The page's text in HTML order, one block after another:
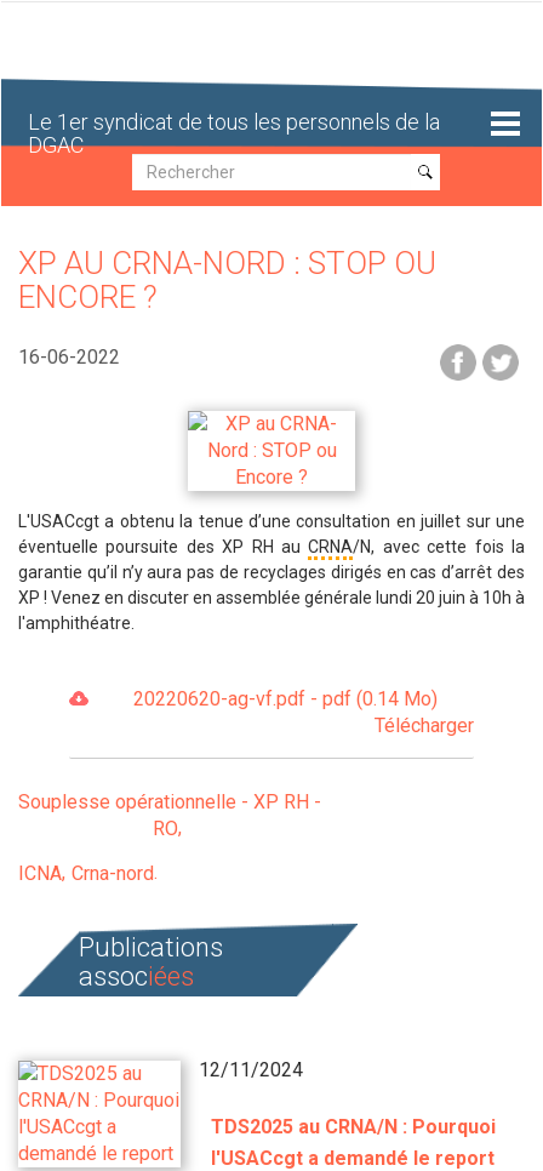
Le 1er syndicat de tous les personnels de la
DGAC
Recherche
Recherche
XP AU CRNA-NORD : STOP OU
ENCORE ?
16-06-2022
L'USACcgt a obtenu la tenue d’une consultation en juillet sur une
éventuelle poursuite des XP RH auCRNA/N, avec cette fois la
garantie qu’il n’y aura pas de recyclages dirigés en cas d’arrêt des
XP ! Venez en discuter en assemblée générale lundi 20 juin à 10h à
l'amphithéatre.
20220620-ag-vf.pdf - pdf (0.14 Mo)
Télécharger
Souplesse opérationnelle - XP RH -
RO
ICNA Crna-nord
Publications
associées
12/11/2024
TDS2025 au CRNA/N : Pourquoi
l'USACcgt a demandé le report